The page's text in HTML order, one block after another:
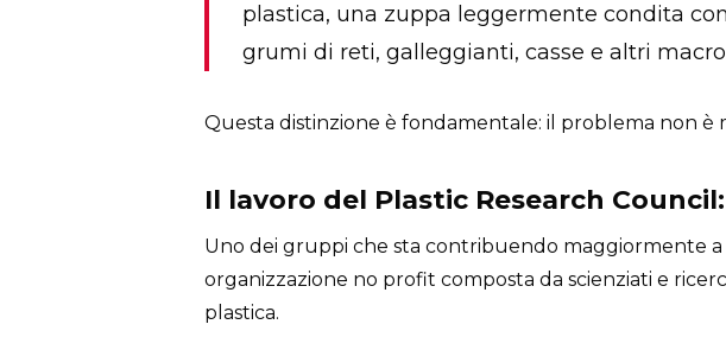
plastica, una zuppa leggermente condita
grumi di reti, galleggianti, casse e altri
Questa distinzione è fondamentale: il problema non è
Il lavoro del Plastic Research
Uno dei gruppi che sta contribuendo maggiormente a
organizzazione no profit composta da scienziati e
plastica.